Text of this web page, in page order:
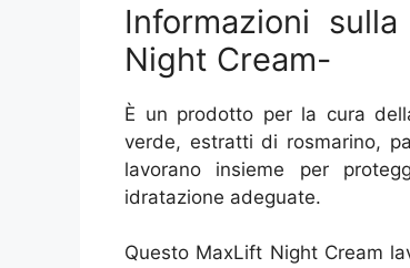
Informazioni
Night Cream-
È un prodotto per la cura
verde, estratti di rosmarino,
lavorano insieme per
idratazione adeguate.
Questo MaxLift Night Cream